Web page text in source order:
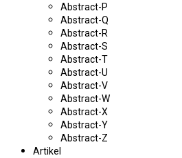
Abstract-P
Abstract-Q
Abstract-R
Abstract-S
Abstract-T
Abstract-U
Abstract-V
Abstract-W
Abstract-X
Abstract-Y
Abstract-Z
Artikel